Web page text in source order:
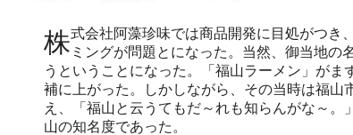
株式会社阿藻珍味では商品開発に目処がつき、商品のネー ミングが問題とになった。当然、御当地の
うということになった。「福山ラーメン」がま
補に上がった。しかしながら、その当時は福山
え、「福山と云うてもだ～れも知らんがな～。
山の知名度であった。